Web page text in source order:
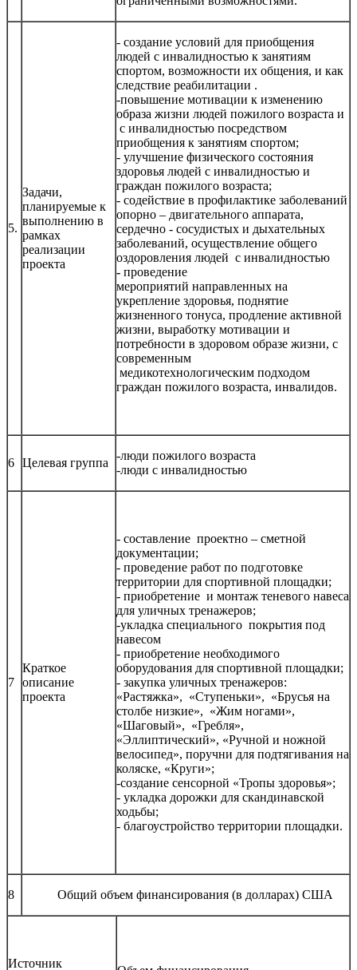
5.
Задачи,
планируемые к
выполнению в
рамках
реализации
проекта
- создание условий для приобщения
людей с инвалидностью к занятиям
спортом, возможности их общения, и как
следствие реабилитации .
-повышение мотивации к изменению
образа жизни людей пожилого возраста и
с инвалидностью посредством
приобщения к занятиям спортом;
- улучшение физического состояния
здоровья людей с инвалидностью и
граждан пожилого возраста;
- содействие в профилактике заболеваний
опорно – двигательного аппарата,
сердечно - сосудистых и дыхательных
заболеваний, осуществление общего
оздоровления людей с инвалидностью
- проведение
мероприятий направленных на
укрепление здоровья, поднятие
жизненного тонуса, продление активной
жизни, выработку мотивации и
потребности в здоровом образе жизни, с
современным
медикотехнологическим подходом
граждан пожилого возраста, инвалидов.
6 Целевая группа
-люди пожилого возраста
-люди с инвалидностью
7
Краткое
описание
проекта
- составление проектно – сметной
документации;
- проведение работ по подготовке
территории для спортивной площадки;
- приобретение и монтаж теневого навеса
для уличных тренажеров;
-укладка специального покрытия под
навесом
- приобретение необходимого
оборудования для спортивной площадки;
- закупка уличных тренажеров:
«Растяжка», «Ступеньки», «Брусья на
столбе низкие», «Жим ногами»,
«Шаговый», «Гребля»,
«Эллиптический», «Ручной и ножной
велосипед», поручни для подтягивания на
коляске, «Круги»;
-создание сенсорной «Тропы здоровья»;
- укладка дорожки для скандинавской
ходьбы;
- благоустройство территории площадки.
8 Общий объем финансирования (в долларах) США
Источник